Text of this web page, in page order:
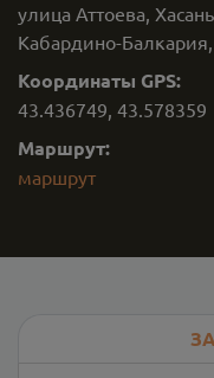
улица Аттоева,
Кабардино-
Координаты GPS:
43.436749, 43.578359
Маршрут:
маршрут